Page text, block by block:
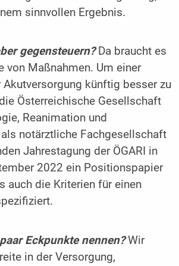
sinnvollen Ergebnis.
gegensteuern?Da braucht es
von Maßnahmen. Um einer
Akutversorgung künftig besser zu
Österreichische Gesellschaft
Reanimation und
notärztliche Fachgesellschaft
Jahrestagung der ÖGARI in
2022 ein Positionspapier
auch die Kriterien für einen
Eckpunkte nennen?Wir
in der Versorgung,